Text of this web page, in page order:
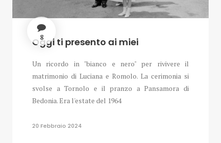
8
Oggi ti presento ai miei
Un ricordo in "bianco e nero" per rivivere il
matrimonio di Luciana e Romolo. La cerimonia si
svolse a Tornolo e il pranzo a Pansamora di
Bedonia. Era l'estate del 1964
20 Febbraio 2024